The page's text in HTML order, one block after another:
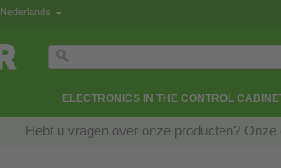
Nederlands
ELECTRONICS IN THE CONTROL
Hebt u vragen over onze producten?